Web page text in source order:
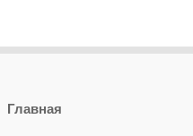
Главная